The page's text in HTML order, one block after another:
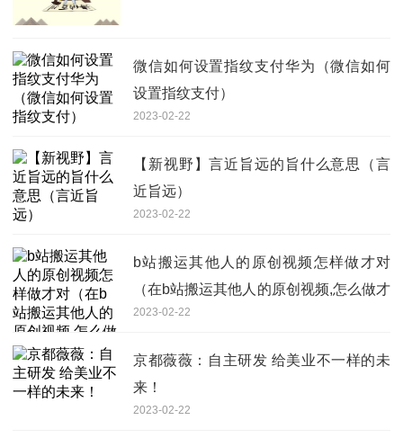
微信如何设置指纹支付华为（微信如何
设置指纹支付）
2023-02-22
【新视野】言近旨远的旨什么意思（言
近旨远）
2023-02-22
b站搬运其他人的原创视频怎样做才对
（在b站搬运其他人的原创视频,怎么做才
对）_全球聚焦
2023-02-22
京都薇薇：自主研发 给美业不一样的未
来！
2023-02-22